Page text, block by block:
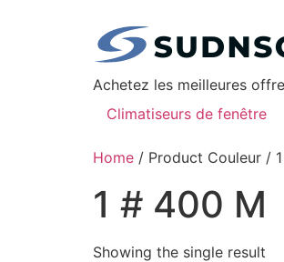
Achetez les meilleures
Climatiseurs de fenêtre
Home / Product Couleur /
‎1 # 400 M
Showing the single result